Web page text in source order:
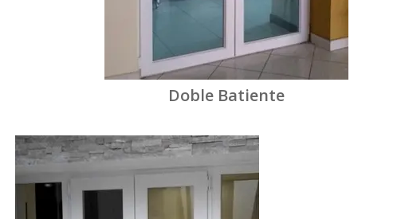
Doble Batiente